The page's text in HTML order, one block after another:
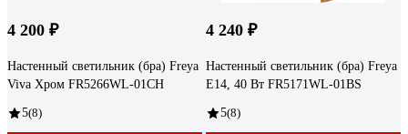
4 200 ₽
Настенный светильник (бра) Freya
Viva Хром FR5266WL-01CH
5(8)
4 240 ₽
Настенный светильник (бра) Freya
E14, 40 Вт FR5171WL-01BS
5(8)